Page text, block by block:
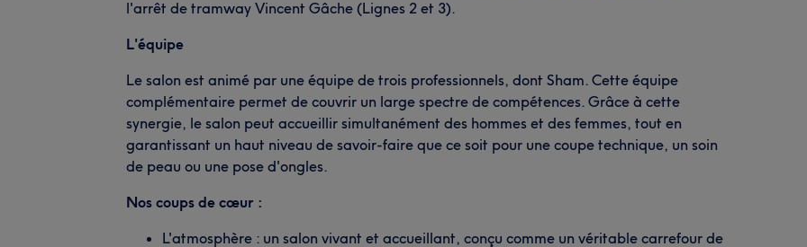
l'arrêt de tramway Vincent Gâche (Lignes 2 et 3).
L'équipe
Le salon est animé par une équipe de trois professionnels, dont Sham. Cette équipe
complémentaire permet de couvrir un large spectre de compétences. Grâce à cette
synergie, le salon peut accueillir simultanément des hommes et des femmes, tout en
garantissant un haut niveau de savoir-faire que ce soit pour une coupe technique, un soin
de peau ou une pose d'ongles.
Nos coups de cœur :
L'atmosphère : un salon vivant et accueillant, conçu comme un véritable carrefour de